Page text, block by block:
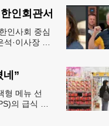
인회관서
인사회 중심
·이사장 강
네”
형 메뉴 선
의 급식 메